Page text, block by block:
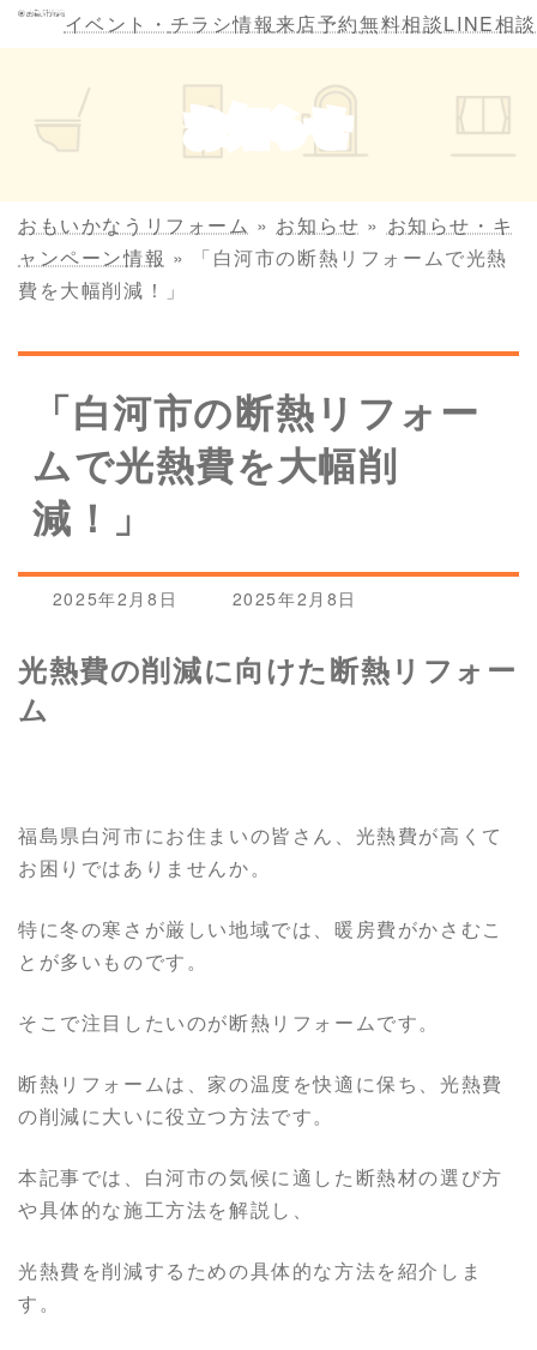
コ
ン
ッ
プ
ナ
ビ
移
動
イベント・ チラシ情報来店予約無料相談LINE相談
お知らせ
おもいかなうリフォーム » お知らせ » お知らせ・キ
ャンペーン情報 »
「白河市の断熱リフォームで光熱
費を大幅削減！」
「白河市の断熱リフォー
ムで光熱費を大幅削
減！」
2025年2月8日
最
新
2025年2月8日
光熱費の削減に向けた断熱リフォー
ム
福島県白河市にお住まいの皆さん、光熱費が高くて
お困りではありませんか。
特に冬の寒さが厳しい地域では、暖房費がかさむこ
とが多いものです。
そこで注目したいのが断熱リフォームです。
断熱リフォームは、家の温度を快適に保ち、光熱費
の削減に大いに役立つ方法です。
本記事では、白河市の気候に適した断熱材の選び方
や具体的な施工方法を解説し、
光熱費を削減するための具体的な方法を紹介しま
す。